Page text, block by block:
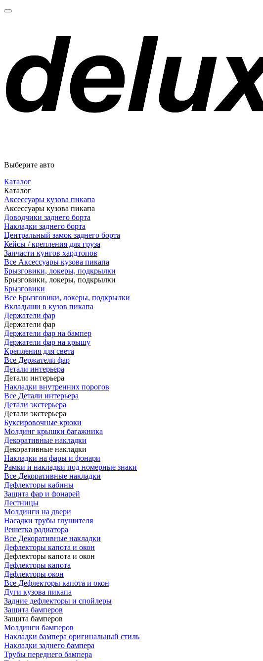
Выберите авто
Каталог
Каталог
Аксессуары кузова пикапа
Аксессуары кузова пикапа
Доводчики заднего борта
Накладки заднего борта
Центральный замок заднего борта
Кейсы / крепления для груза
Запчасти кунгов хардтопов
Все Аксессуары кузова пикапа
Брызговики, локеры, подкрылки
Брызговики, локеры, подкрылки
Брызговики
Все Брызговики, локеры, подкрылки
Вкладыши в кузов пикапа
Держатели фар
Держатели фар
Держатели фар на бампер
Держатели фар на крышу
Крепления для света
Все Держатели фар
Детали интерьера
Детали интерьера
Накладки внутренних порогов
Все Детали интерьера
Детали экстерьера
Детали экстерьера
Буксировочные крюки
Молдинг крышки багажника
Декоративные накладки
Декоративные накладки
Накладки на фары и фонари
Рамки и накладки под номерные знаки
Все Декоративные накладки
Дефлекторы кабины
Защита фар и фонарей
Лестницы
Молдинги на двери
Насадки трубы глушителя
Решетка радиатора
Все Декоративные накладки
Дефлекторы капота и окон
Дефлекторы капота и окон
Дефлекторы капота
Дефлекторы окон
Все Дефлекторы капота и окон
Дуги кузова пикапа
Задние дефлекторы и спойлеры
Защита бамперов
Защита бамперов
Молдинги бамперов
Накладки бампера оригинальный стиль
Накладки заднего бампера
Трубы переднего бампера